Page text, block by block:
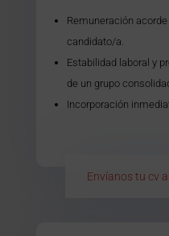
Remuneración
candidato/a.
Estabilidad laboral y
de un grupo
Incorporación
Envíanos tu cv